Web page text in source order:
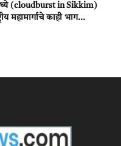
(cloudburst in Sikkim)
महामार्गाचे काही भाग...